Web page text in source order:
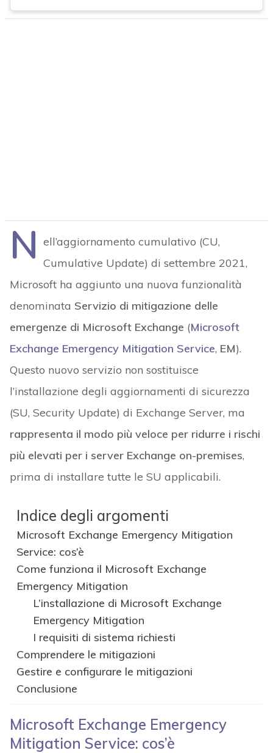
N ell’aggiornamento cumulativo (CU,
Cumulative Update) di settembre 2021,
Microsoft ha aggiunto una nuova funzionalità
denominata Servizio di mitigazione delle
emergenze di Microsoft Exchange (Microsoft
Exchange Emergency Mitigation Service, EM).
Questo nuovo servizio non sostituisce
l’installazione degli aggiornamenti di sicurezza
(SU, Security Update) di Exchange Server, ma
rappresenta il modo più veloce per ridurre i rischi
più elevati per i server Exchange on-premises,
prima di installare tutte le SU applicabili.
Indice degli argomenti
Microsoft Exchange Emergency Mitigation
Service: cos’è
Come funziona il Microsoft Exchange
Emergency Mitigation
L’installazione di Microsoft Exchange
Emergency Mitigation
I requisiti di sistema richiesti
Comprendere le mitigazioni
Gestire e configurare le mitigazioni
Conclusione
Microsoft Exchange Emergency
Mitigation Service: cos’è